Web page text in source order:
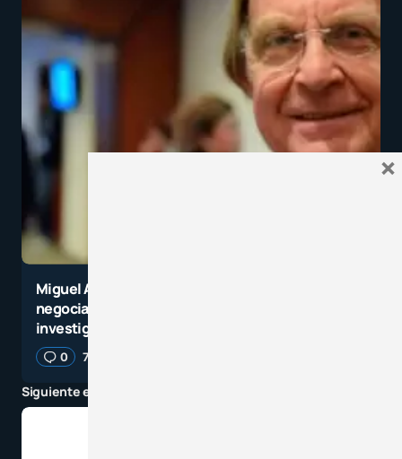
Miguel Ángel Santos Guerra: Importancia de la
negociación en las evaluaciones y en las
investigaciones
0 7 junio, 2023
Siguiente entrada
×